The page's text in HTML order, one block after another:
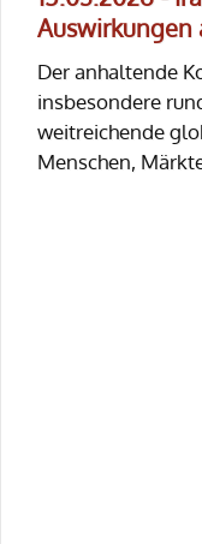
Auswirkungen
Der anhaltende
insbesondere
weitreichende
Menschen,